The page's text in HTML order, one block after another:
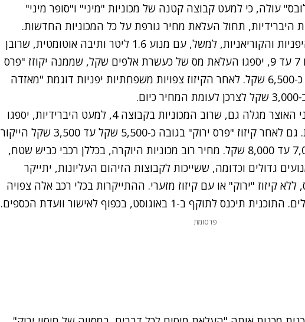
עולה, כי למעט קבוצה קטנה של מכוניות "מיני" ו"סופר מיני"
היברידיות, תחול העלאת מחיר גורפת על כל המכוניות החדשות.
המכוניות המשפחתיות היפניות והקוריאניות, למשל, עם מנוע 1.6 ליטר ותיבה אוטומטית, שרובן
מסווגות בקבוצות הזיהום 7 עד 9, יספגו העלאת מס של כעשרת אלפים שקל, שממנה יקוזז "פרס
ירוק" בגובה כ-8,500 עד כ-6,500 שקל. לאחר הקיזוז צפויות משפחתיות יפניות דוגמת "מאזדה
החישוב המבוסס על נתוני האוצר מגלה גם, שרוב המכוניות בקבוצה 4, למעט היברידיות, יספגו
העלאת מחיר משמעותית. גם לאחר קיזוז "פרס ירוק" בגובה כ-5,500 שקל עד 3,500 שקל הייקור
ממוצע שלהן יגיע לכ-7,000 עד 8,000 שקל. מחיר רוב מכוניות היוקרה, בכללן רכבי כביש שטח,
גדולים וכדומה, ששייכות לקבוצות הזיהום העליונות, יתייקר
קיזוז "ירוק" או עם קיזוז מזערי. ההתייקרות בכלי רכב אלה צפויה
ב-1 באוגוסט, בכפוף לאישור וועדת הכספים.
פרסומת